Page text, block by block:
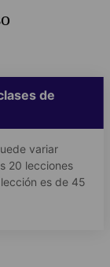
de
variar
20 lecciones
es de 45